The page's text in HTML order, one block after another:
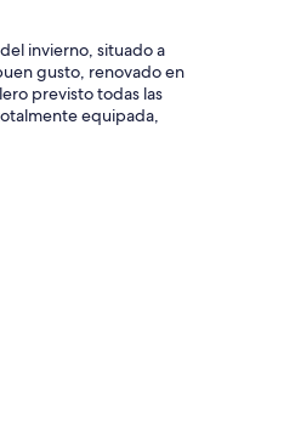
invierno, situado a
gusto, renovado en
previsto todas las
equipada,